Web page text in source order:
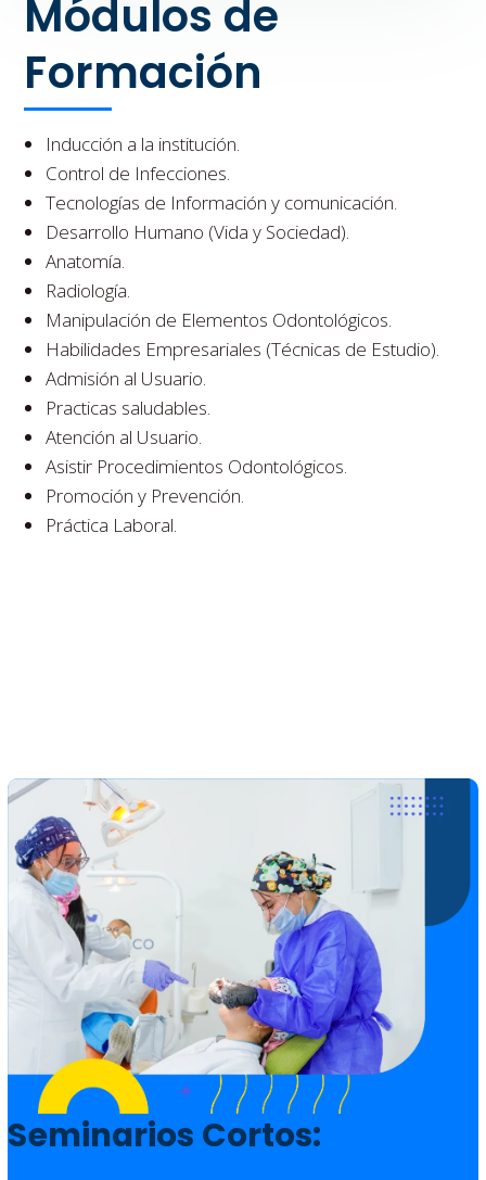
Módulos de
Formación
Inducción a la institución.
Control de Infecciones.
Tecnologías de Información y comunicación.
Desarrollo Humano (Vida y Sociedad).
Anatomía.
Radiología.
Manipulación de Elementos Odontológicos.
Habilidades Empresariales (Técnicas de Estudio).
Admisión al Usuario.
Practicas saludables.
Atención al Usuario.
Asistir Procedimientos Odontológicos.
Promoción y Prevención.
Práctica Laboral.
Seminarios Cortos: